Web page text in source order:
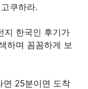
쿠하라.
지 한국인 후기가
하며 꼼꼼하게 보
면 25분이면 도착